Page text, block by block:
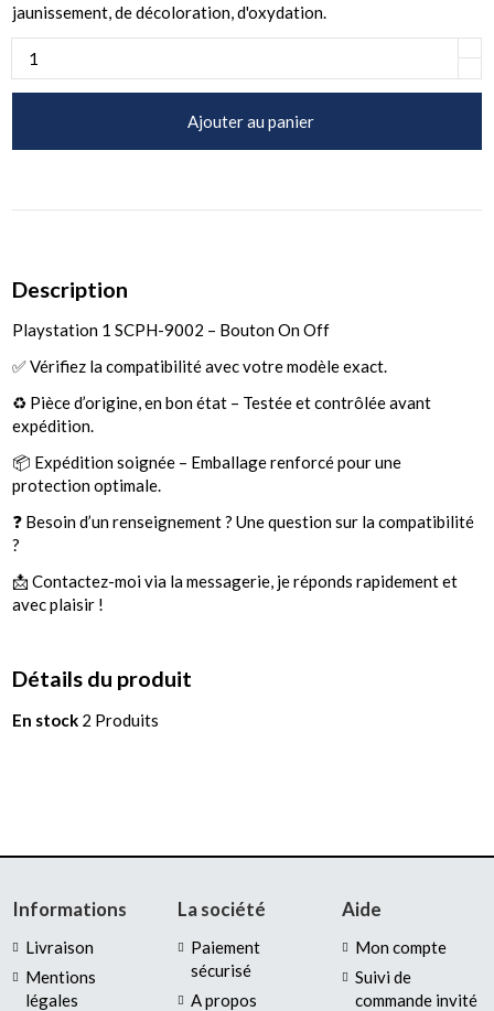
jaunissement, de décoloration, d'oxydation.
Ajouter au panier
Description
Playstation 1 SCPH-9002 – Bouton On Off
✅ Vérifiez la compatibilité avec votre modèle exact.
♻️ Pièce d’origine, en bon état – Testée et contrôlée avant
expédition.
📦 Expédition soignée – Emballage renforcé pour une
protection optimale.
❓ Besoin d’un renseignement ? Une question sur la compatibilité
?
📩 Contactez-moi via la messagerie, je réponds rapidement et
avec plaisir !
Détails du produit
En stock 2 Produits
Informations
Livraison
Mentions
légales
La société
Paiement
sécurisé
A propos
Aide
Mon compte
Suivi de
commande invité